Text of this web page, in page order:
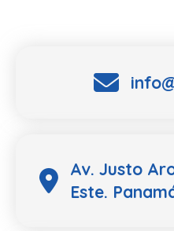
Av. Justo
Este.